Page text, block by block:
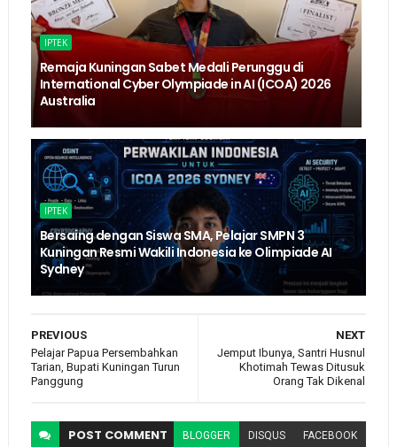
IPTEK
Remaja Kuningan Sabet Medali Perunggu di
International Cyber Olympiade in AI (ICOA) 2026
Australia
IPTEK
Bersaing dengan Siswa SMA, Pelajar SMPN 3
Kuningan Resmi Wakili Indonesia ke Olimpiade AI
Sydney
NEXT
Jemput Ibunya, Santri Husnul
Khotimah Tewas Ditusuk
Orang Tak Dikenal
PREVIOUS
Pelajar Papua Persembahkan
Tarian, Bupati Kuningan Turun
Panggung
POST COMMENT BLOGGER DISQUS FACEBOOK